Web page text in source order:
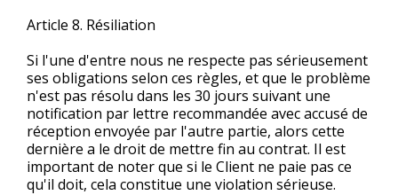
Article 8. Résiliation
Si l'une d'entre nous ne respecte pas sérieusement
ses obligations selon ces règles, et que le problème
n'est pas résolu dans les 30 jours suivant une
notification par lettre recommandée avec accusé de
réception envoyée par l'autre partie, alors cette
dernière a le droit de mettre fin au contrat. Il est
important de noter que si le Client ne paie pas ce
qu'il doit, cela constitue une violation sérieuse.